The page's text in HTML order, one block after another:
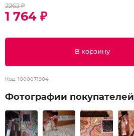
2262 ₽
1 764 ₽
В корзину
Код: 1000071904
Фотографии покупателей